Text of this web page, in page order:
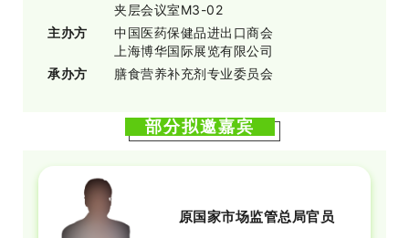
夹层会议室M3-02
主办方
中国医药保健品进出口商会
上海博华国际展览有限公司
承办方
膳食营养补充剂专业委员会
部分拟邀嘉宾
原国家市场监管总局官员